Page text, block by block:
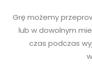
Grę możemy
lub w dowolnym
czas podczas